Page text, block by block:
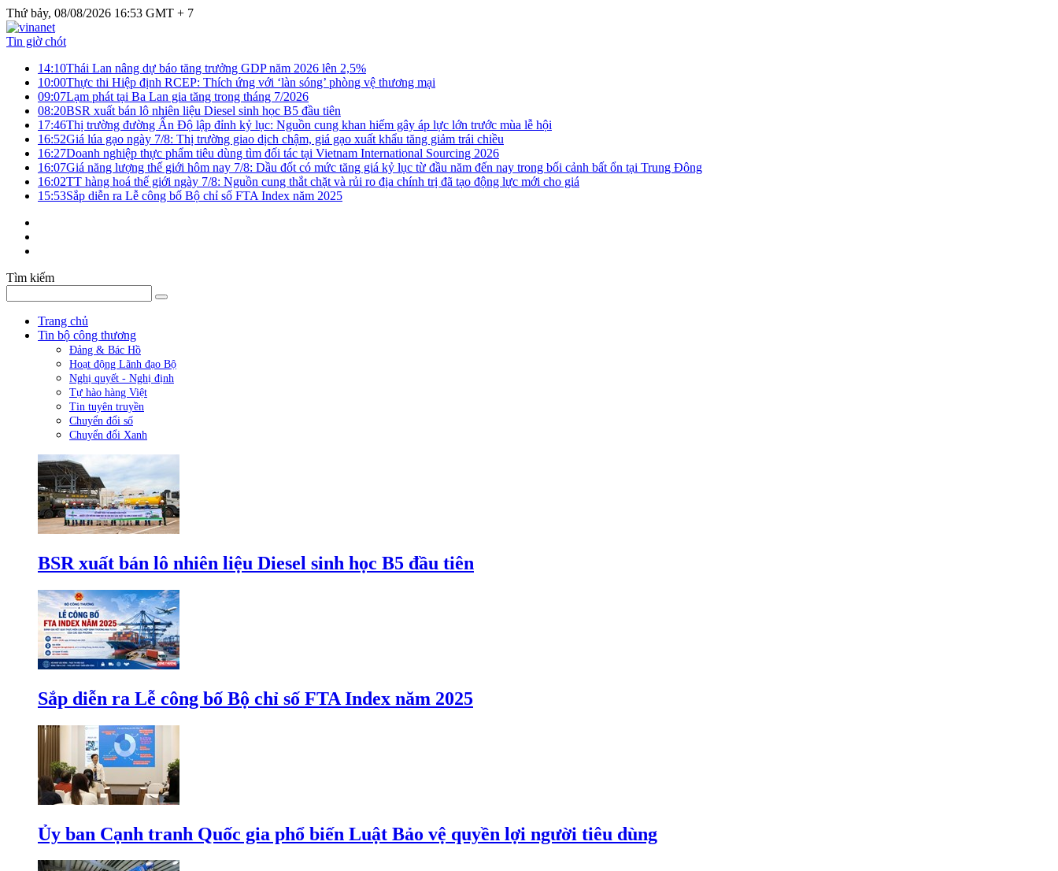
Thứ bảy, 08/08/2026 16:53 GMT + 7
Tin giờ chót
14:10Thái Lan nâng dự báo tăng trưởng GDP năm 2026 lên 2,5%
10:00Thực thi Hiệp định RCEP: Thích ứng với ‘làn sóng’ phòng vệ thương mại
09:07Lạm phát tại Ba Lan gia tăng trong tháng 7/2026
08:20BSR xuất bán lô nhiên liệu Diesel sinh học B5 đầu tiên
17:46Thị trường đường Ấn Độ lập đỉnh kỷ lục: Nguồn cung khan hiếm gây áp lực lớn trước mùa lễ hội
16:52Giá lúa gạo ngày 7/8: Thị trường giao dịch chậm, giá gạo xuất khẩu tăng giảm trái chiều
16:27Doanh nghiệp thực phẩm tiêu dùng tìm đối tác tại Vietnam International Sourcing 2026
16:07Giá năng lượng thế giới hôm nay 7/8: Dầu đốt có mức tăng giá kỷ lục từ đầu năm đến nay trong bối cảnh bất ổn tại Trung Đông
16:02TT hàng hoá thế giới ngày 7/8: Nguồn cung thắt chặt và rủi ro địa chính trị đã tạo động lực mới cho giá
15:53Sắp diễn ra Lễ công bố Bộ chỉ số FTA Index năm 2025
Tìm kiếm
Trang chủ
Tin bộ công thương
Đảng & Bác Hồ
Hoạt động Lãnh đạo Bộ
Nghị quyết - Nghị định
Tự hào hàng Việt
Tin tuyên truyền
Chuyển đổi số
Chuyển đổi Xanh
BSR xuất bán lô nhiên liệu Diesel sinh học B5 đầu tiên
Sắp diễn ra Lễ công bố Bộ chỉ số FTA Index năm 2025
Ủy ban Cạnh tranh Quốc gia phổ biến Luật Bảo vệ quyền lợi người tiêu dùng